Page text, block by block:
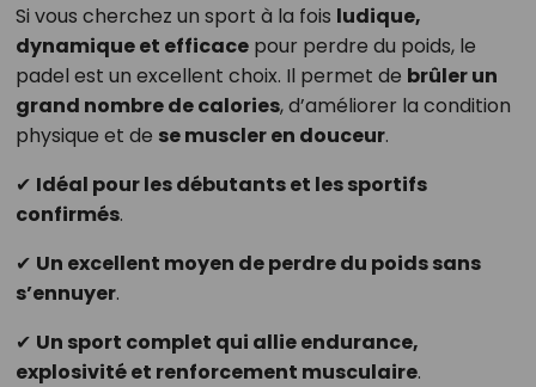
Si vous cherchez un sport à la fois ludique,
dynamique et efficacepour perdre du poids, le
padel est un excellent choix. Il permet de brûler un
grand nombre de calories, d’améliorer la condition
physique et de se muscler en douceur.
✔ Idéal pour les débutants et les sportifs
confirmés.
✔ Un excellent moyen de perdre du poids sans
s’ennuyer.
✔ Un sport complet qui allie endurance,
explosivité et renforcement musculaire.